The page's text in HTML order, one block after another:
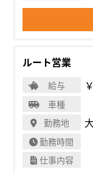
ルート営業
給与
車種
勤務地
勤務時間
仕事内容